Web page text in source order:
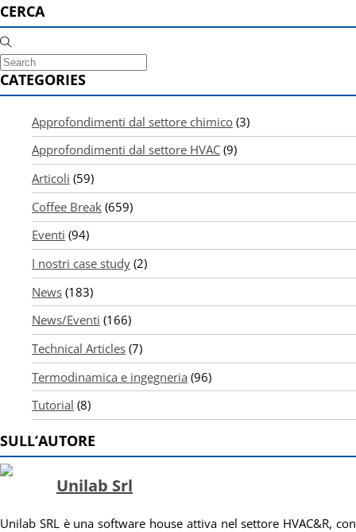
CERCA
CATEGORIES
Approfondimenti dal settore chimico (3)
Approfondimenti dal settore HVAC (9)
Articoli (59)
Coffee Break (659)
Eventi (94)
I nostri case study (2)
News (183)
News/Eventi (166)
Technical Articles (7)
Termodinamica e ingegneria (96)
Tutorial (8)
SULL’AUTORE
Unilab Srl
Unilab SRL è una software house attiva nel settore HVAC&R, con